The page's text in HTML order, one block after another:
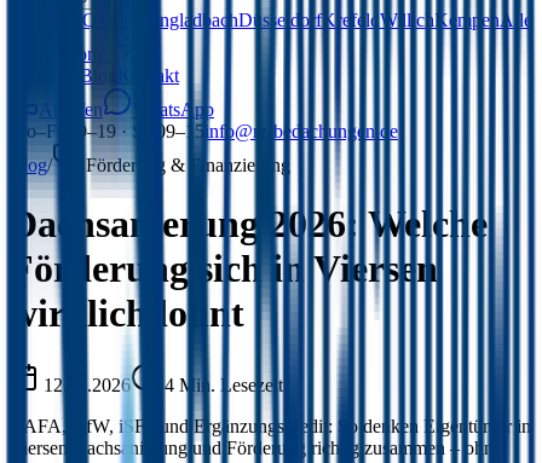
HQ MönchengladbachDüsseldorfKrefeld WillichKempenAlle
15 Standorte
Blog
Kontakt
Anrufen
WhatsApp
Mo–Fr 09–19 · Sa 09–15 info@rz-bedachungen.de
Blog/ Förderung & Finanzierung
Dachsanierung 2026: Welche
Förderung sich in Viersen
wirklich lohnt
12.03.2026 4 Min. Lesezeit
BAFA, KfW, iSFP und Ergänzungskredit: So denken Eigentümer in
Viersen Dachsanierung und Förderung richtig zusammen – ohne